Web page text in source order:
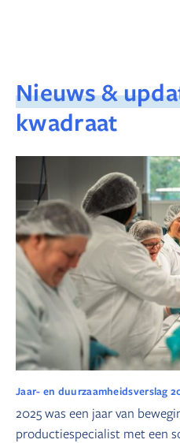
Nieuws &
kwadraat
Jaar- en duurzaamheidsverslag
2025 was een jaar van
productiespecialist met een